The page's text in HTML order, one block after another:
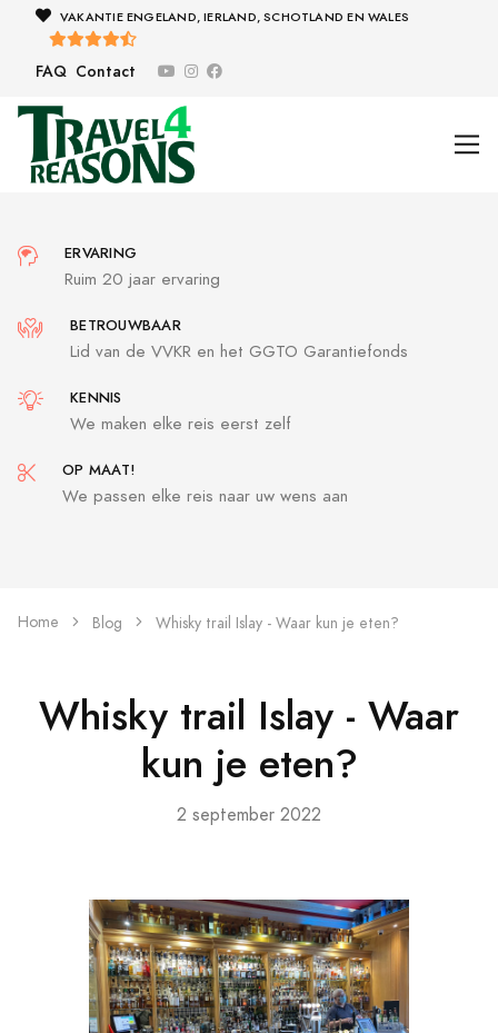
VAKANTIE ENGELAND, IERLAND, SCHOTLAND EN WALES
FAQ Contact
ERVARING
Ruim 20 jaar ervaring
BETROUWBAAR
Lid van de VVKR en het GGTO Garantiefonds
KENNIS
We maken elke reis eerst zelf
OP MAAT!
We passen elke reis naar uw wens aan
Home Blog Whisky trail Islay - Waar kun je eten?
Whisky trail Islay - Waar
kun je eten?
2 september 2022